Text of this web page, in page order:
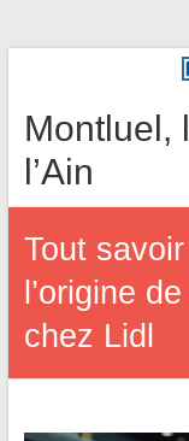
Montluel,
l’Ain
Tout
l’origine
chez Lidl